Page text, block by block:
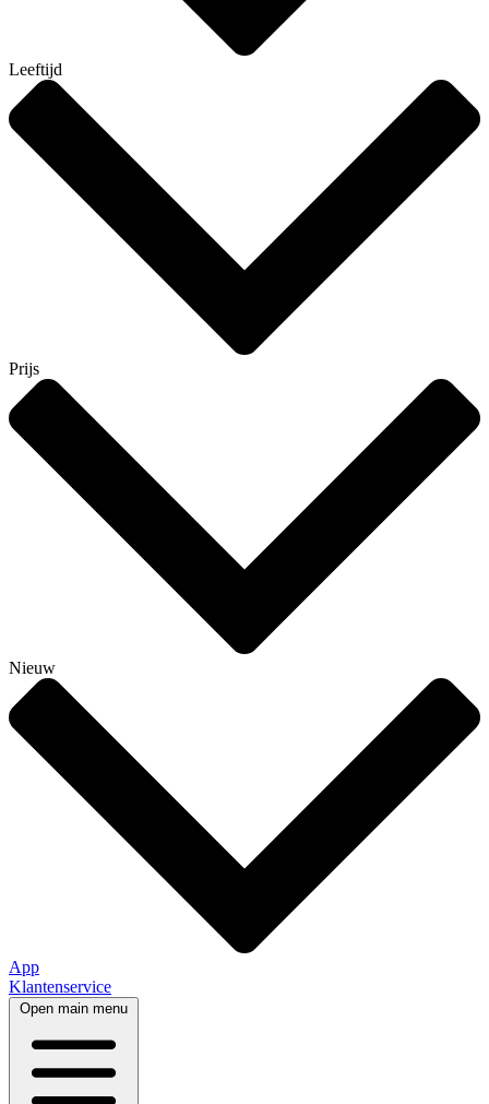
Leeftijd
Prijs
Nieuw
App
Klantenservice
Open main menu